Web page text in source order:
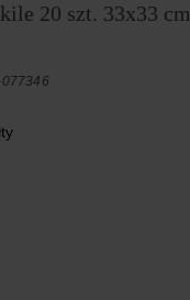
20 szt. 33x33 cm